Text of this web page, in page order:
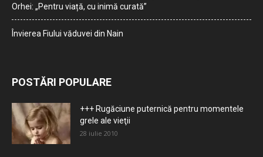
Orhei: „Pentru viață, cu inimă curată”
Învierea Fiului văduvei din Nain
POSTĂRI POPULARE
+++ Rugăciune puternică pentru momentele
grele ale vieţii
28 iulie 2010